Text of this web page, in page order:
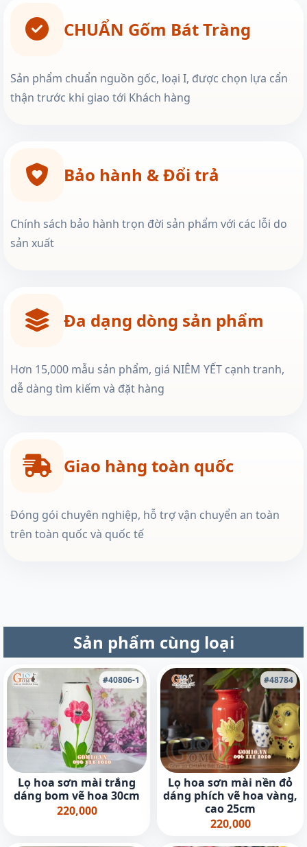
CHUẨN Gốm Bát Tràng
Sản phẩm chuẩn nguồn gốc, loại I, được chọn lựa cẩn
thận trước khi giao tới Khách hàng
Bảo hành & Đổi trả
Chính sách bảo hành trọn đời sản phẩm với các lỗi do
sản xuất
Đa dạng dòng sản phẩm
Hơn 15,000 mẫu sản phẩm, giá NIÊM YẾT cạnh tranh,
dễ dàng tìm kiếm và đặt hàng
Giao hàng toàn quốc
Đóng gói chuyên nghiệp, hỗ trợ vận chuyển an toàn
trên toàn quốc và quốc tế
Sản phẩm cùng loại
#40806-1
Lọ hoa sơn mài trắng
dáng bom vẽ hoa 30cm
220,000
#48784
Lọ hoa sơn mài nền đỏ
dáng phích vẽ hoa vàng,
cao 25cm
220,000